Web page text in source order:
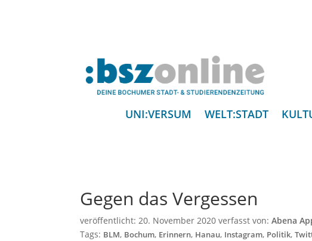
UNI:VERSUM WELT:STADT
Gegen das Vergessen
veröffentlicht:20. November 2020 verfasst von:Abena
Tags: BLM, Bochum, Erinnern, Hanau, Instagram, Politik,